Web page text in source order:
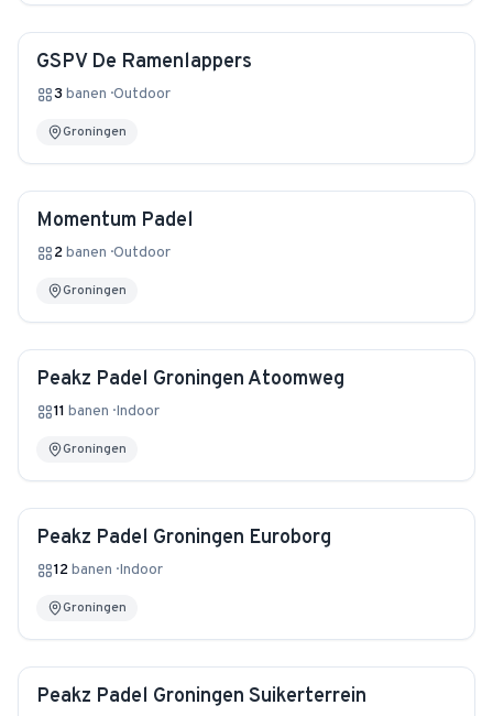
GSPV De Ramenlappers
3 banen ·Outdoor
Groningen
Momentum Padel
2banen ·Outdoor
Groningen
Peakz Padel Groningen Atoomweg
11 banen ·Indoor
Groningen
Peakz Padel Groningen Euroborg
12banen ·Indoor
Groningen
Peakz Padel Groningen Suikerterrein